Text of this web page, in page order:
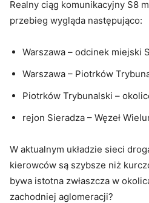
Realny ciąg komunikacyjny S8
przebieg wygląda następująco:
Warszawa – odcinek miejski
Warszawa – Piotrków
Piotrków Trybunalski –
rejon Sieradza – Węzeł
W aktualnym układzie sieci
kierowców są szybsze niż
bywa istotna zwłaszcza w
zachodniej aglomeracji?